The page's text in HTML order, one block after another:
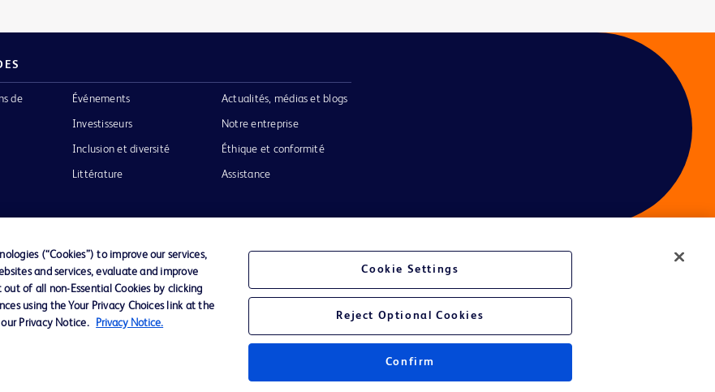
de
Événements
Investisseurs
Inclusion et diversité
Littérature
Actualités, médias et blogs
Notre entreprise
Éthique et conformité
Assistance
Confidentialité Conditions d’utilisation
(“Cookies”) to improve our services,
and services, evaluate and improve
of all non-Essential Cookies by clicking
using the Your Privacy Choices link at the
Privacy Notice.
Privacy Notice.
Cookie Settings
Reject Optional Cookies
Confirm